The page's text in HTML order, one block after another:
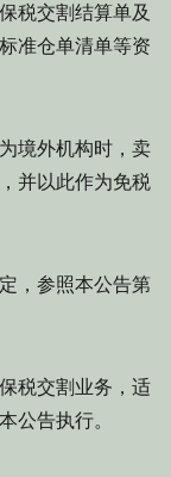
税交割结算单及
准仓单清单等资
境外机构时，卖
并以此作为免税
，参照本公告第
税交割业务，适
公告执行。